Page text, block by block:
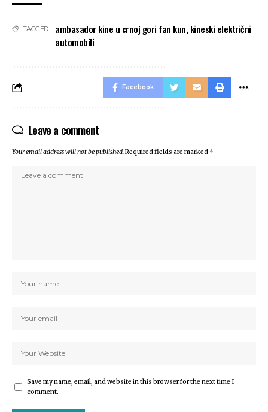
TAGGED: ambasador kine u crnoj gori fan kun, kineski električni
automobili
Facebook
Leave a comment
Your email address will not be published.Required fields are marked *
Save my name, email, and website in this browser for the next time I
comment.